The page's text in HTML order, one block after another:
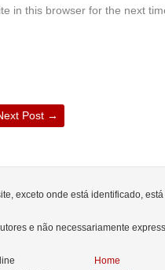
in this browser for the next
Post →
exceto onde está identificado,
e não necessariamente
Home